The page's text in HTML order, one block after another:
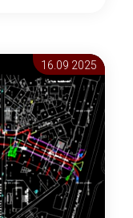
16.09 2025